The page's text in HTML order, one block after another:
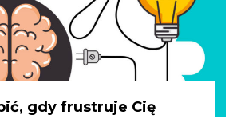
gdy frustruje Cię